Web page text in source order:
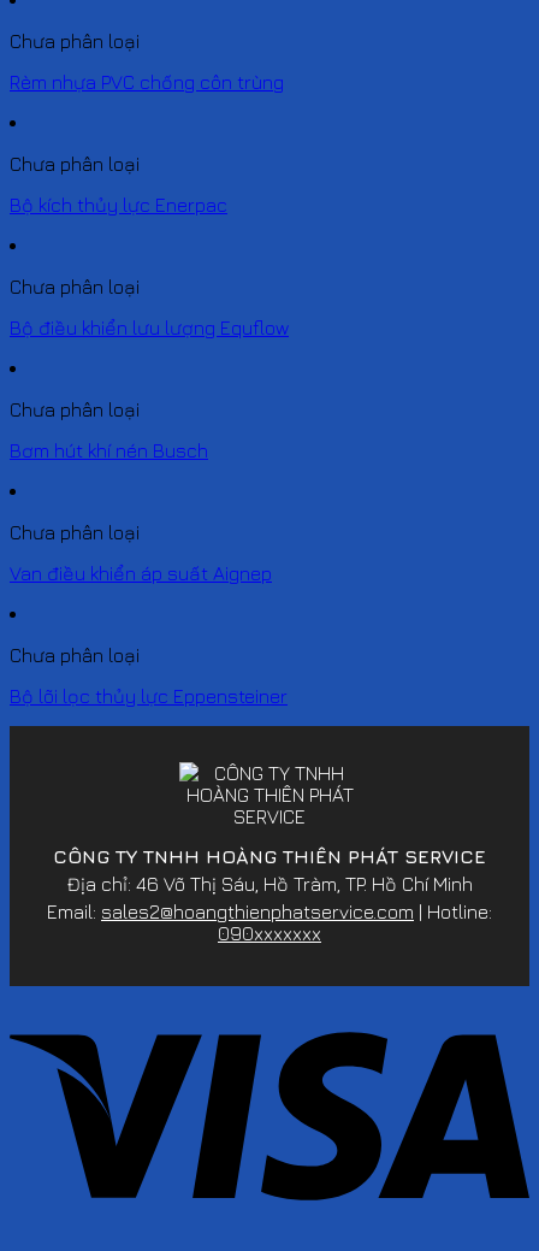
Chưa phân loại
Rèm nhựa PVC chống côn trùng
Chưa phân loại
Bộ kích thủy lực Enerpac
Chưa phân loại
Bộ điều khiển lưu lượng Equflow
Chưa phân loại
Bơm hút khí nén Busch
Chưa phân loại
Van điều khiển áp suất Aignep
Chưa phân loại
Bộ lõi lọc thủy lực Eppensteiner
CÔNG TY TNHH HOÀNG THIÊN PHÁT SERVICE
Địa chỉ: 46 Võ Thị Sáu, Hồ Tràm, TP. Hồ Chí Minh
Email: sales2@hoangthienphatservice.com | Hotline:
090xxxxxxx